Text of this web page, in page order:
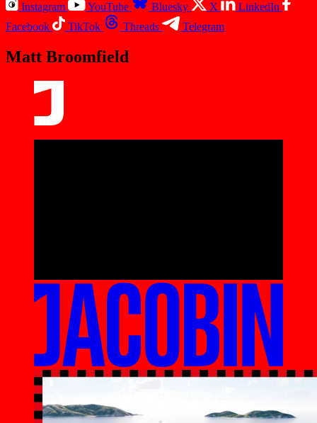
Instagram
YouTube Bluesky X
LinkedIn
Facebook
TikTok Threads Telegram
Matt Broomfield